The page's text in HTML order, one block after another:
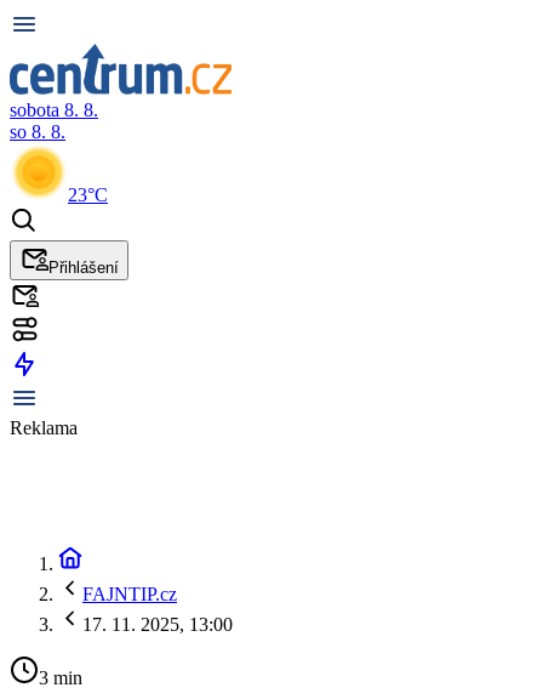
sobota 8. 8.
so 8. 8.
23°C
Přihlášení
Reklama
FAJNTIP.cz
17. 11. 2025, 13:00
3 min